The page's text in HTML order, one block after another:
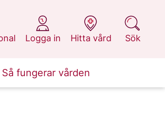
Logga in
på 1177.se
Hitta vård
på 1177.se
Sök
på 1177.se
Så fungerar vården